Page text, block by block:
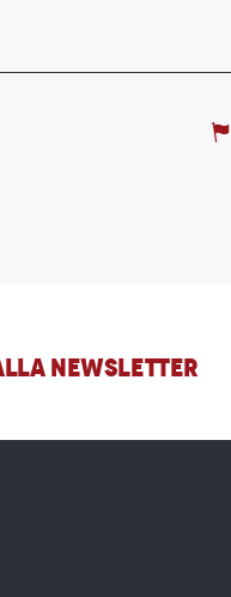
NEWSLETTER